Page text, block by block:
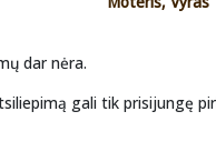
dar nėra.
gali tik prisijungę